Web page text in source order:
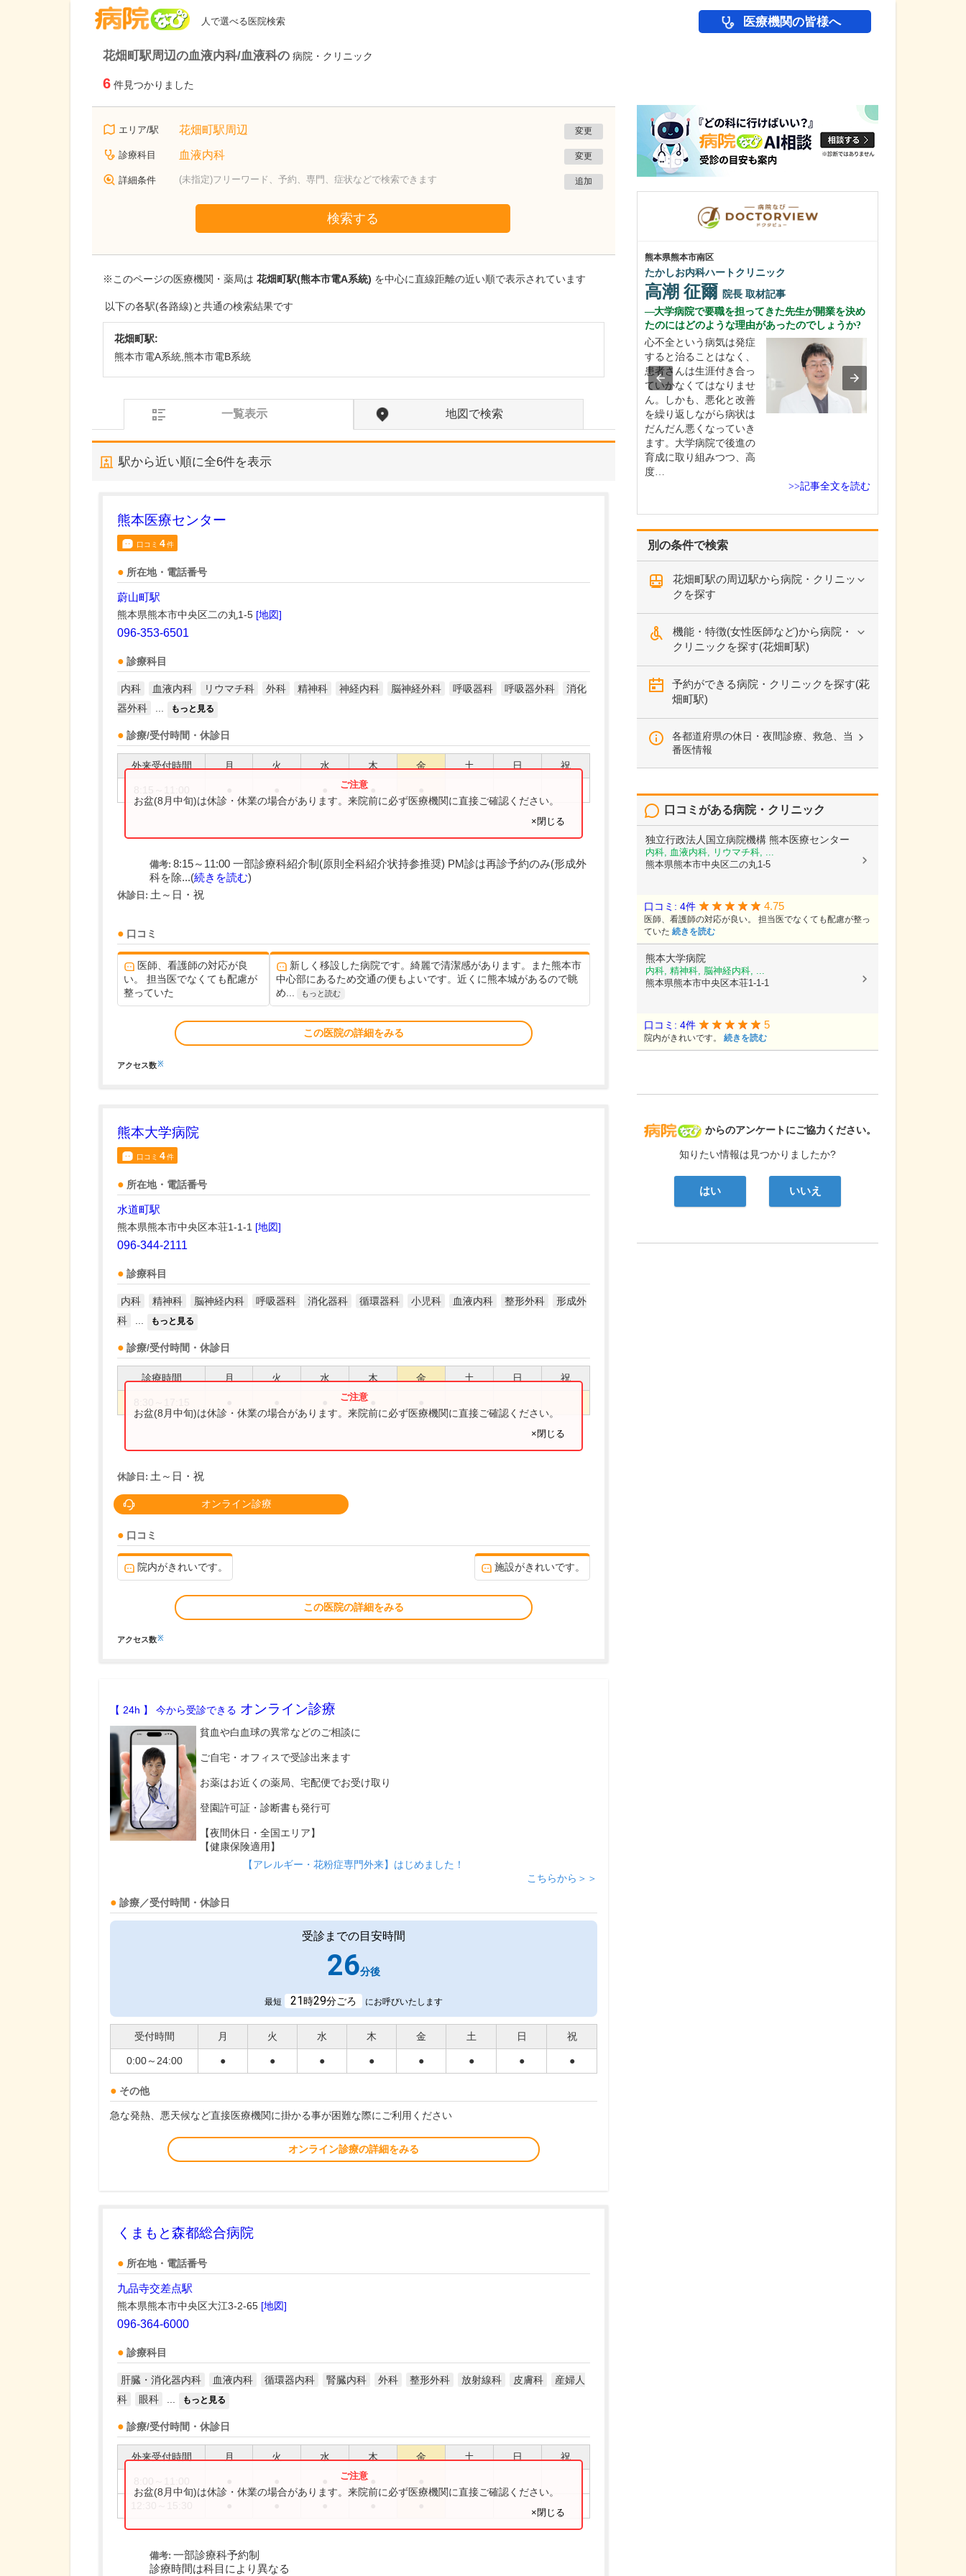
人で選べる医院検索 医療機関の皆様へ
花畑町駅周辺の血液内科/血液科の 病院・クリニック
6 件見つかりました
エリア/駅 花畑町駅周辺 変更
診療科目 血液内科 変更
詳細条件 (未指定)フリーワード、予約、専門、症状などで検索できます 追加
検索する
※このページの医療機関・薬局は 花畑町駅(熊本市電A系統) を中心に直線距離の近い順で表示されています
以下の各駅(各路線)と共通の検索結果です
花畑町駅:
熊本市電A系統,熊本市電B系統
一覧表示 地図で検索
駅から近い順に全6件を表示
熊本医療センター
口コミ 4件
所在地・電話番号
蔚山町駅
熊本県熊本市中央区二の丸1-5 [地図]
096-353-6501
診療科目
内科 血液内科 リウマチ科 外科 精神科 神経内科 脳神経外科 呼吸器科 呼吸器外科
消化
器外科
もっと見る
診療/受付時間・休診日
外来受付時間 月 火 水 木 金 土 日 祝
お盆(8月中旬)は休診・休業の場合があります。来院前に必ず医療機関に直接ご確認ください。
×閉じる
備考: 8:15～11:00 一部診療科紹介制(原則全科紹介状持参推奨) PM診は再診予約のみ(形成外
科を除...(続きを読む)
休診日: 土～日・祝
口コミ
医師、看護師の対応が良
い。 担当医でなくても配慮が
整っていた
新しく移設した病院です。綺麗で清潔感があります。また熊本市
中心部にあるため交通の便もよいです。近くに熊本城があるので眺
め...
もっと読む
この医院の詳細をみる
アクセス数※
熊本大学病院
口コミ 4件
所在地・電話番号
水道町駅
熊本県熊本市中央区本荘1-1-1 [地図]
096-344-2111
診療科目
内科 精神科 脳神経内科 呼吸器科 消化器科 循環器科 小児科 血液内科 整形外科
形成外
科
もっと見る
診療/受付時間・休診日
診療時間 月 火 水 木 金 土 日 祝
お盆(8月中旬)は休診・休業の場合があります。来院前に必ず医療機関に直接ご確認ください。
×閉じる
休診日: 土～日・祝
オンライン診療
口コミ
院内がきれいです。 施設がきれいです。
この医院の詳細をみる
アクセス数※
【 24h 】 今から受診できる オンライン診療
貧血や白血球の異常などのご相談に
ご自宅・オフィスで受診出来ます
お薬はお近くの薬局、宅配便でお受け取り
登園許可証・診断書も発行可
【夜間休日・全国エリア】
【健康保険適用】
【アレルギー・花粉症専門外来】はじめました！
こちらから＞＞
診療／受付時間・休診日
受診までの目安時間
26分後
最短 21時29分ごろ にお呼びいたします
受付時間 月 火 水 木 金 土 日 祝
0:00～24:00 ● ● ● ● ● ● ● ●
その他
急な発熱、悪天候など直接医療機関に掛かる事が困難な際にご利用ください
オンライン診療の詳細をみる
くまもと森都総合病院
所在地・電話番号
九品寺交差点駅
熊本県熊本市中央区大江3-2-65 [地図]
096-364-6000
診療科目
肝臓・消化器内科 血液内科 循環器内科 腎臓内科 外科 整形外科 放射線科 皮膚科
産婦人
科
眼科 もっと見る
診療/受付時間・休診日
外来受付時間 月 火 水 木 金 土 日 祝
お盆(8月中旬)は休診・休業の場合があります。来院前に必ず医療機関に直接ご確認ください。
×閉じる
備考: 一部診療科予約制
診療時間は科目により異なる
別の条件で検索
花畑町駅の周辺駅から病院・クリニッ
クを探す
機能・特徴(女性医師など)から病院・
クリニックを探す(花畑町駅)
予約ができる病院・クリニックを探す(花
畑町駅)
各都道府県の休日・夜間診療、救急、当
番医情報
病院なび
からのアンケートにご協力ください。
知りたい情報は見つかりましたか?
はい いいえ
口コミがある病院・クリニック
独立行政法人国立病院機構 熊本医療センター
内科, 血液内科, リウマチ科, ...
熊本県熊本市中央区二の丸1-5
口コミ: 4件 4.75
医師、看護師の対応が良い。 担当医でなくても配慮が整っ
ていた 続きを読む
熊本大学病院
内科, 精神科, 脳神経内科, ...
熊本県熊本市中央区本荘1-1-1
口コミ: 4件 5
院内がきれいです。 続きを読む
熊本県熊本市南区
たかしお内科ハートクリニック
高潮 征爾 院長 取材記事
大学病院で要職を担ってきた先生が開業を決め
たのにはどのような理由があったのでしょうか?
心不全という病気は発症
すると治ることはなく、
患者さんは生涯付き合っ
ていかなくてはなりませ
ん。しかも、悪化と改善
を繰り返しながら病状は
だんだん悪くなっていき
ます。大学病院で後進の
育成に取り組みつつ、高
度…
>>記事全文を読む
東京都小金井市
ゆうレディースクリニック東小金井
に合った診療を行うこと
気への不安や治療に対す
る考え方は人それぞれで